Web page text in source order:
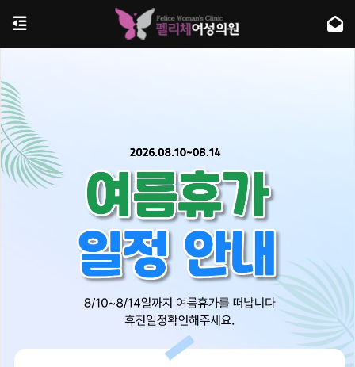
피부, 쁘띠, 여성전문병원
YOUTUBE : 형희선의 성의보감